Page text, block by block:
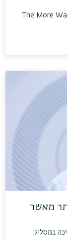
The More
מאשר
במסלול